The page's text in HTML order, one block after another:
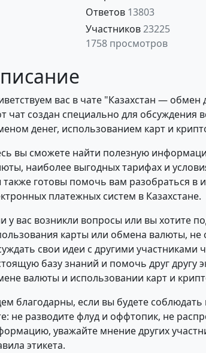
Ответов 13803
Участников23225
1758 просмотров
вас в чате "Казахстан — обмен
чат создан специально для обсуждения
денег, использованием карт и
вы сможете найти полезную
наиболее выгодных тарифах и
готовы помочь вам разобраться в
платежных систем в Казахстане.
у вас возникли вопросы или вы хотите
карты или обмена валюты, не
свои идеи с другими участниками
базу знаний и помочь друг другу
валюты и использовании карт и
благодарны, если вы будете
не разводите флуд и оффтопик, не
уважайте мнение других
этикета.